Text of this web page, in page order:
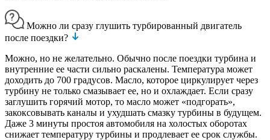
Можно ли сразу глушить турбированный двигатель
после поездки?
Можно, но не желательно. Обычно после поездки турбина и
внутренние ее части сильно раскалены. Температура может
доходить до 700 градусов. Масло, которое циркулирует через
турбину не только смазывает ее, но и охлаждает. Если сразу
заглушить горячий мотор, то масло может «подгорать»,
закоксовывать каналы и ухудшать смазку турбины в будущем.
Даже 3 минуты простоя автомобиля на холостых оборотах
снижает температуру турбины и продлевает ее срок службы.